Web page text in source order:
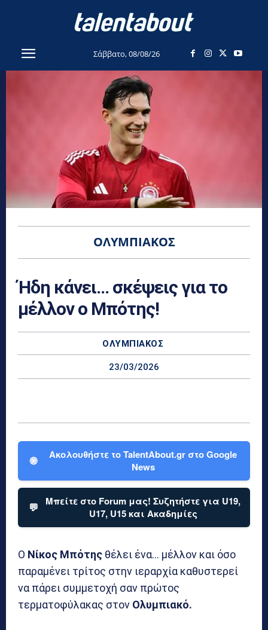
Σάββατο, 08/08/26
ΟΛΥΜΠΙΑΚΌΣ
Ήδη κάνει… σκέψεις για το
μέλλον ο Μπότης!
ΟΛΥΜΠΙΑΚΌΣ
23/03/2026
🌐
Ακολουθήστε το TalentAbout.gr στο Google
News
💬
Μπείτε στο Forum μας! Συζητήστε για U19,
U17, U15 και Ακαδημίες
Ο Νίκος Μπότης θέλει ένα… μέλλον και όσο
παραμένει τρίτος στην ιεραρχία καθυστερεί
να πάρει συμμετοχή σαν πρώτος
τερματοφύλακας στον Ολυμπιακό.